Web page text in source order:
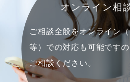
オンライン相
ご相談全般をオンライン
等）での対応も可能です
ご相談ください。